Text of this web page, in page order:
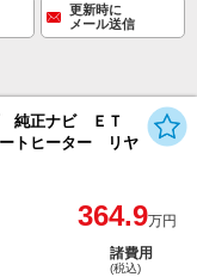
更新時に
メール送信
純正ナビ ＥＴ
トヒーター リヤ
364.9万円
諸費用
(税込)